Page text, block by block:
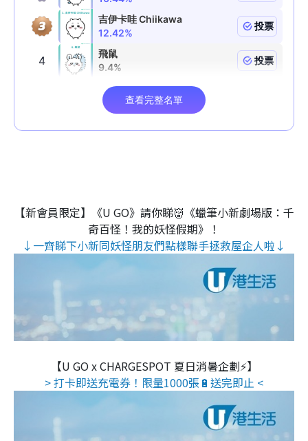
【新會員限定】《U GO》請你睇👹《蠟筆小新劇場版：千
奇百怪！我的妖怪假期》！
↓一齊睇下小新同妖怪朋友們點樣聯手拯救屋企人啦↓
【U GO x CHARGESPOT 夏日消暑企劃⚡】
> 打卡即送充電券！限量1000張🔋送完即止 <